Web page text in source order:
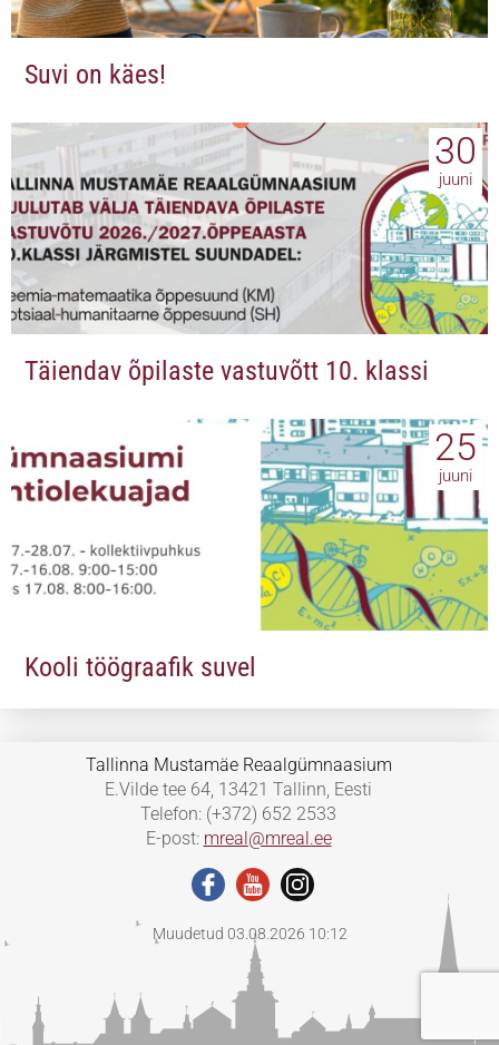
Suvi on käes!
30
juuni
Täiendav õpilaste vastuvõtt 10. klassi
25
juuni
Kooli töögraafik suvel
Tallinna Mustamäe Reaalgümnaasium
E.Vilde tee 64, 13421 Tallinn, Eesti
Telefon: (+372) 652 2533
E-post: mreal@mreal.ee
Muudetud 03.08.2026 10:12